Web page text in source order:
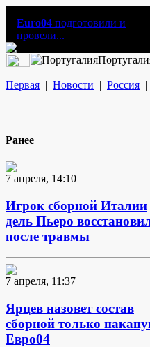
Euro04 подготовили и
провели...
Первая | Новости | Россия |
Ранее
7 апреля, 14:10
Игрок сборной Италии
дель Пьеро
после травмы
7 апреля, 11:37
Ярцев назовет состав
сборной только
Евро04